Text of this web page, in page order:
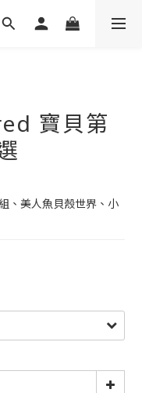
寶貝第
、美人魚貝殼世界、小